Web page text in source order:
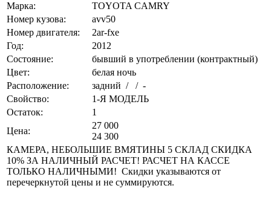
Марка:
TOYOTA CAMRY
Номер кузова:
avv50
Номер двигателя:
2ar-fxe
Год:
2012
Состояние:
бывший в употреблении (контрактный)
Цвет:
белая ночь
Расположение:
задний / / -
Свойство:
1-Я МОДЕЛЬ
Остаток:
1
Цена:
27 000
24 300
КАМЕРА, НЕБОЛЬШИЕ ВМЯТИНЫ 5 СКЛАД СКИДКА
10% ЗА НАЛИЧНЫЙ РАСЧЕТ! РАСЧЕТ НА КАССЕ
ТОЛЬКО НАЛИЧНЫМИ! Скидки указываются от
перечеркнутой цены и не суммируются.